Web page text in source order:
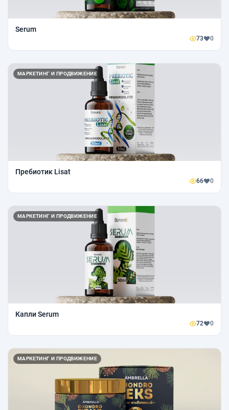
Serum
73 0
МАРКЕТИНГ И ПРОДВИЖЕНИЕ
Пребиотик Lisat
66 0
МАРКЕТИНГ И ПРОДВИЖЕНИЕ
Капли Serum
72 0
МАРКЕТИНГ И ПРОДВИЖЕНИЕ